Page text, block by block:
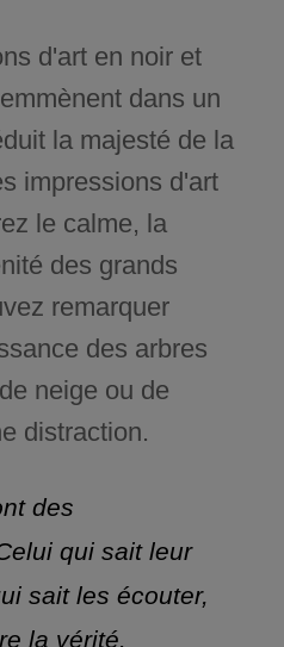
d'art en noir et
dans un
la majesté de la
impressions d'art
le calme, la
des grands
remarquer
des arbres
neige ou de
distraction.
des
qui sait leur
sait les écouter,
la vérité.